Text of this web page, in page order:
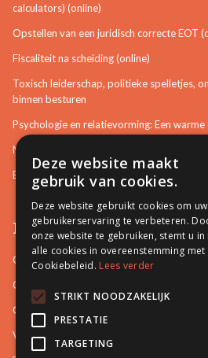
calculators) (online)
Opstellen van een juridisch correcte EOT
Fiscaliteit na scheiding (online)
Toxisch leiderschap, politieke spelletjes,
binnen besturen
Psychologie en relatievorming: Een
Neurotisch of afwijkend gedrag
Bemiddeling in bouwzaken
Pro Mediation
Contact
Over ons
Onze docenten
Video's
Deze website maakt
gebruik van cookies.
Deze website gebruikt cookies om uw
gebruikerservaring te verbeteren.
onze website te gebruiken, stemt u in
alle cookies in overeenstemming met
Cookiebeleid. Lees verder
STRIKT NOODZAKELIJK
PRESTATIE
TARGETING